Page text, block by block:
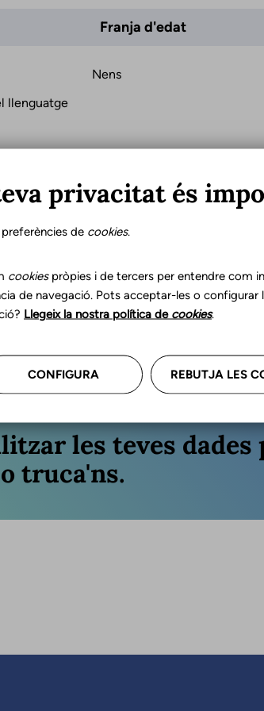
llenguatge
Franja d'edat
Nens
les teves
truca'ns.
privacitat és
preferències de cookies.
cookiespròpies i de tercers per entendre com
de navegació. Pots acceptar-les o configurar
Llegeix la nostra política de cookies.
CONFIGURA REBUTJA LES